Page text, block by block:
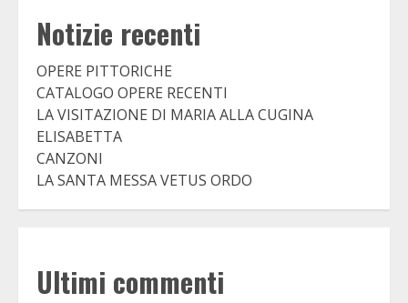
Notizie recenti
OPERE PITTORICHE
CATALOGO OPERE RECENTI
LA VISITAZIONE DI MARIA ALLA CUGINA
ELISABETTA
CANZONI
LA SANTA MESSA VETUS ORDO
Ultimi commenti